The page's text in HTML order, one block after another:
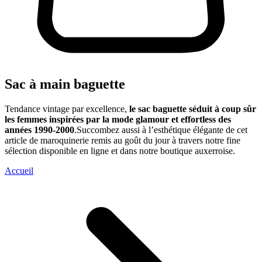
Sac à main baguette
Tendance vintage par excellence, le sac baguette séduit à coup sûr
les femmes inspirées par la mode glamour et effortless des
années 1990-2000.Succombez aussi à l’esthétique élégante de cet
article de maroquinerie remis au goût du jour à travers notre fine
sélection disponible en ligne et dans notre boutique auxerroise.
Accueil